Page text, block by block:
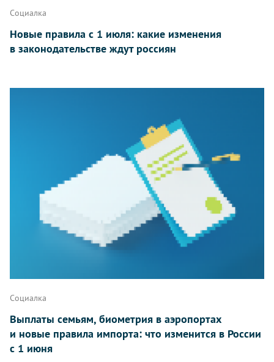
Социалка
Новые правила с 1 июля: какие изменения
в законодательстве ждут россиян
Социалка
Выплаты семьям, биометрия в аэропортах
и новые правила импорта: что изменится в России
с 1 июня